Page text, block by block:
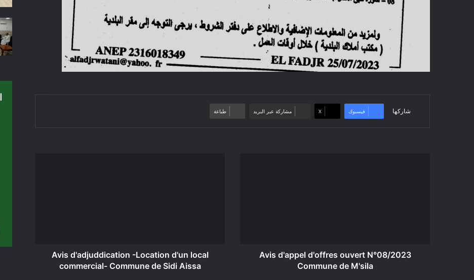
شاركها فيسبوك ‫X مشاركة عبر البريد طباعة
Avis d'appel d'offres ouvert N°08/2023
Commune de M'sila
Avis d'adjuddication -Location d'un local
commercial- Commune de Sidi Aissa